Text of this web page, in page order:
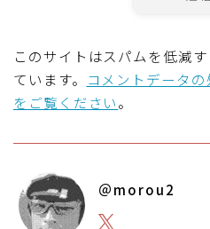
このサイトはスパムを低減
ています。 コメントデータ
をご覧ください。
＠morou2